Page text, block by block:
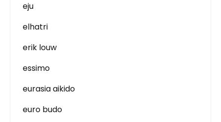
eju
elhatri
erik louw
essimo
eurasia aikido
euro budo